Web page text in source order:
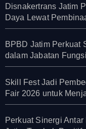
Disnakertrans Jatim
Daya Lewat
BPBD Jatim Perkuat
dalam Jabatan
Skill Fest Jadi
Fair 2026 untuk
Perkuat Sinergi